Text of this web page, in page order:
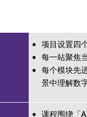
项目设置四
每一站聚焦
每个模块先
景中理解数
课程围绕「